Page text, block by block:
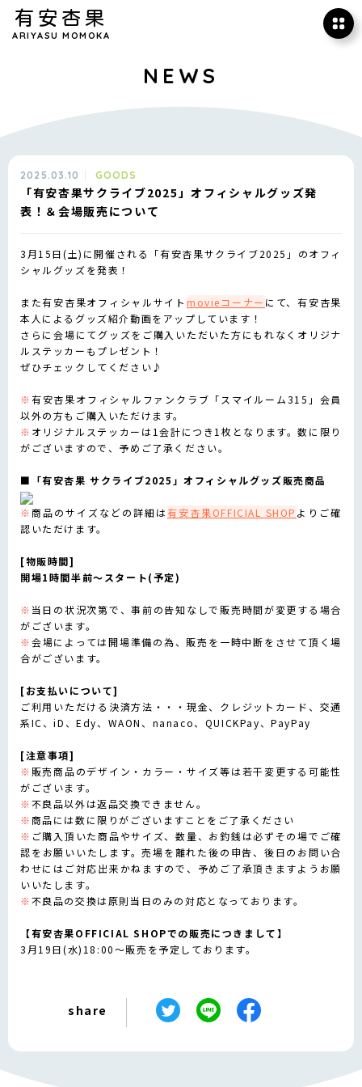
有安杏果
ARIYASU MOMOKA
NEWS
2025.03.10 GOODS
「有安杏果サクライブ2025」オフィシャルグッズ発
表！＆会場販売について
3月15日(土)に開催される「有安杏果サクライブ2025」のオフィ
シャルグッズを発表！
また有安杏果オフィシャルサイト movieコーナー にて、有安杏果
本人によるグッズ紹介動画をアップしています！
さらに会場にてグッズをご購入いただいた方にもれなくオリジナ
ルステッカーもプレゼント！
ぜひチェックしてください♪
※有安杏果オフィシャルファンクラブ「スマイルーム315」会員
以外の方もご購入いただけます。
※ オリジナルステッカーは1会計につき1枚となります。数に限り
がございますので、予めご了承ください。
■「有安杏果 サクライブ2025」オフィシャルグッズ販売商品
※商品のサイズなどの詳細は有安杏果OFFICIAL SHOP よりご確
認いただけます。
[物販時間]
開場1時間半前〜スタート(予定)
※ 当日の状況次第で、事前の告知なしで販売時間が変更する場合
がございます。
※会場によっては開場準備の為、販売を一時中断をさせて頂く場
合がございます。
[お支払いについて]
ご利用いただける決済方法・・・現金、クレジットカード、交通
系IC、iD、Edy、WAON、nanaco、QUICKPay、PayPay
[注意事項]
※ 販売商品のデザイン・カラー・サイズ等は若干変更する可能性
がございます。
※不良品以外は返品交換できません。
※商品には数に限りがございますことをご了承ください
※ ご購入頂いた商品やサイズ、数量、お釣銭は必ずその場でご確
認をお願いいたします。売場を離れた後の申告、後日のお問い合
わせにはご対応出来かねますので、予めご了承頂きますようお願
いいたします。
※不良品の交換は原則当日のみの対応となっております。
【有安杏果OFFICIAL SHOPでの販売につきまして】
3月19日(水)18:00～販売を予定しております。
share